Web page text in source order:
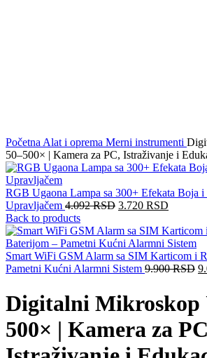
PočetnaAlat i oprema Merni instrumenti
50–500× | Kamera za PC, Istraživanje i
RGB Ugaona Lampa sa 300+ Efekata Boja
Upravljačem 4.092RSD 3.720 RSD
Back to products
Smart WiFi GSM Alarm sa SIM Karticom i
Pametni Kućni Alarmni Sistem 9.900RSD
Digitalni Mikroskop
500× | Kamera za